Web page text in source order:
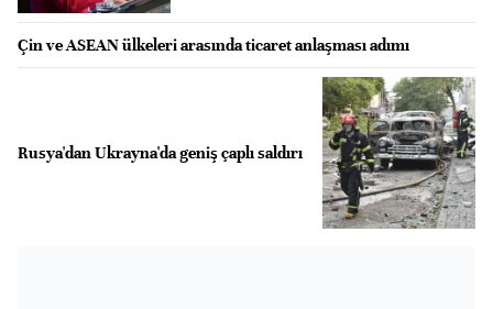
Çin ve ASEAN ülkeleri arasında ticaret anlaşması adımı
Rusya'dan Ukrayna'da geniş çaplı saldırı